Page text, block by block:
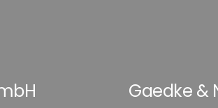
Gaedke &